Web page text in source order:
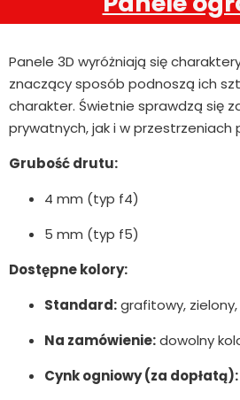
Panele 3D wyróżniają się
znaczący sposób podnoszą ich
charakter. Świetnie sprawdzą się
prywatnych, jak i w przestrzeniach
Grubość drutu:
4 mm (typ f4)
5 mm (typ f5)
Dostępne kolory:
Standard:grafitowy,
Na zamówienie:dowolny
Cynk ogniowy (za dopłatą):